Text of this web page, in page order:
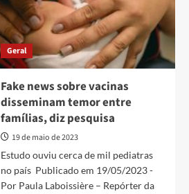
Geral
Fake news sobre vacinas
disseminam temor entre
famílias, diz pesquisa
19 de maio de 2023
Estudo ouviu cerca de mil pediatras
no país Publicado em 19/05/2023 -
Por Paula Laboissière – Repórter da